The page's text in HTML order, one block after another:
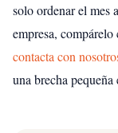
solo ordenar el mes
empresa, compárelo
contacta con
una brecha